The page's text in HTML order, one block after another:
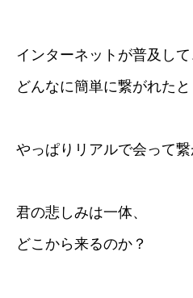
インターネットが普及して
どんなに簡単に繋がれたと
やっぱりリアルで会って繋
君の悲しみは一体、
どこから来るのか？